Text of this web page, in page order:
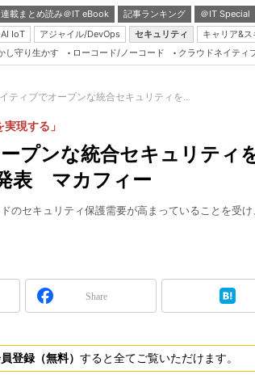
連載まとめ読み＠IT eBook 記事ランキング ＠IT Special
AI IoT アジャイル/DevOps セキュリティ キャリア&ス
し守り生かす ローコード/ノーコード クラウドネイティ
ティブでオープンな統合セキュリティを...
プンな統合セキュリティ
表 マカフィー
現する」
のセキュリティ保護需要が高まっていることを受け
Share
登録（無料） すると全てご覧いただけます。